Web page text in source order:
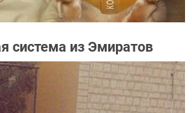
система из Эмиратов